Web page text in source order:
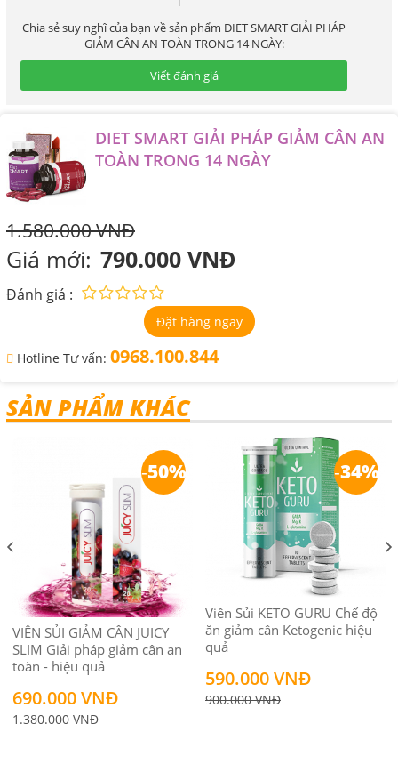
Chia sẻ suy nghĩ của bạn về sản phẩm DIET SMART GIẢI PHÁP
GIẢM CÂN AN TOÀN TRONG 14 NGÀY:
Viết đánh giá
DIET SMART GIẢI PHÁP GIẢM CÂN AN
TOÀN TRONG 14 NGÀY
1.580.000 VNĐ
Giá mới: 790.000 VNĐ
Đánh giá :
Đặt hàng ngay
Hotline Tư vấn: 0968.100.844
SẢN PHẨM KHÁC
VIÊN SỦI GIẢM CÂN JUICY
SLIM Giải pháp giảm cân an
toàn - hiệu quả
690.000 VNĐ
1.380.000 VNĐ
-50%
Viên Sủi KETO GURU Chế độ
ăn giảm cân Ketogenic hiệu
quả
590.000 VNĐ
900.000 VNĐ
-34%